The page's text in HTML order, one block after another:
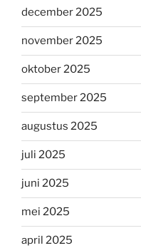
december 2025
november 2025
oktober 2025
september 2025
augustus 2025
juli 2025
juni 2025
mei 2025
april 2025